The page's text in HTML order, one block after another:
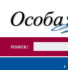
поиск: